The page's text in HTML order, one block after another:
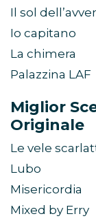
Il sol
Io capitano
La chimera
Palazzina LAF
Miglior
Originale
Le vele
Lubo
Misericordia
Mixed by Erry